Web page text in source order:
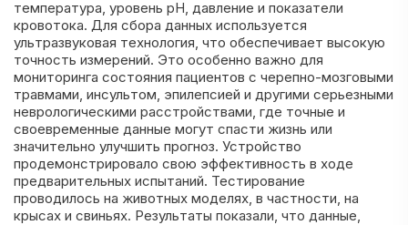
температура, уровень pH, давление и показатели
кровотока. Для сбора данных используется
ультразвуковая технология, что обеспечивает высокую
точность измерений. Это особенно важно для
мониторинга состояния пациентов с черепно-мозговыми
травмами, инсультом, эпилепсией и другими серьезными
неврологическими расстройствами, где точные и
своевременные данные могут спасти жизнь или
значительно улучшить прогноз. Устройство
продемонстрировало свою эффективность в ходе
предварительных испытаний. Тестирование
проводилось на животных моделях, в частности, на
крысах и свиньях. Результаты показали, что данные,